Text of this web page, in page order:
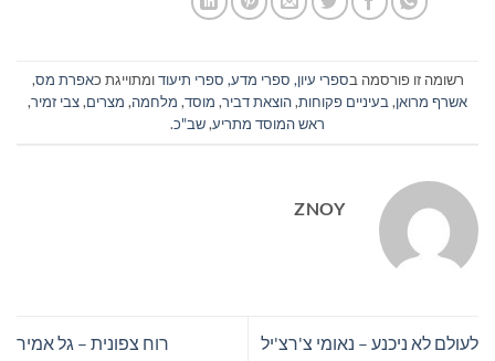
רשומה זו פורסמה בספרי עיון, ספרי מדע, ספרי תיעודומתוייגת כאפרת מס,
אשרף מרואן,בעיניים פקוחות,הוצאת דביר, מוסד, מלחמה, מצרים,צבי זמיר,
ראש המוסד מתריע,שב"כ.
ZNOY
לעולם לא ניכנע – נאומי צ'רצ'יל רוח צפונית – גל אמיר